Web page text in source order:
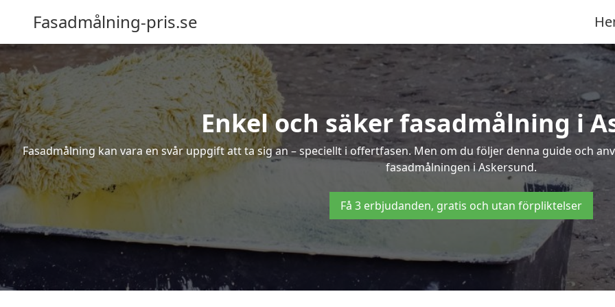
Fasadmålning-pris.se
Enkel och säker fasadmålning i
Fasadmålning kan vara en svår uppgift att ta sig an – speciellt i offertfasen. Men om du följer denna guide och
fasadmålningen i Askersund.
Få 3 erbjudanden, gratis och utan förpliktelser